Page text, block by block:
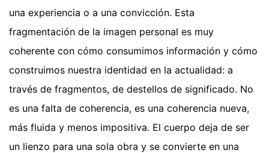
una experiencia o a una convicción. Esta
fragmentación de la imagen personal es muy
coherente con cómo consumimos información y cómo
construimos nuestra identidad en la actualidad: a
través de fragmentos, de destellos de significado. No
es una falta de coherencia, es una coherencia nueva,
más fluida y menos impositiva. El cuerpo deja de ser
un lienzo para una sola obra y se convierte en una